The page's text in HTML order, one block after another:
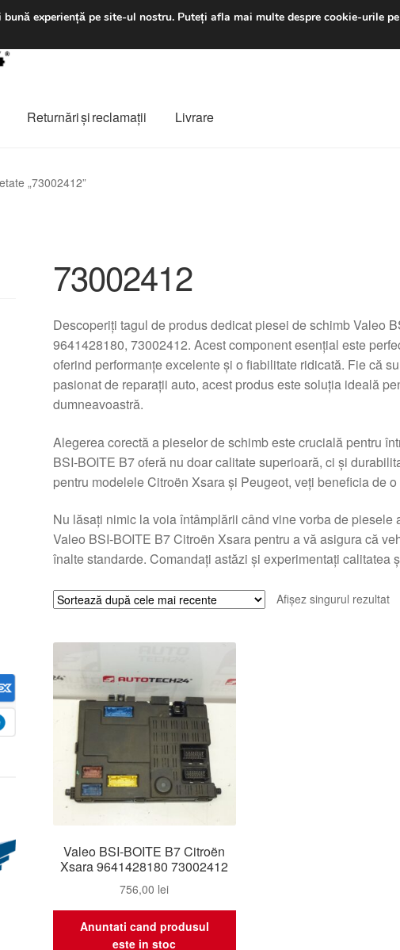
luni-vineri 9 a.m.
Returnări şi reclamații Livrare
„73002412”
73002412
Descoperiți tagul de produs dedicat piesei de schimb Valeo
9641428180, 73002412. Acest component esențial este
oferind performanțe excelente și o fiabilitate ridicată. Fie că
pasionat de reparații auto, acest produs este soluția ideală
dumneavoastră.
Alegerea corectă a pieselor de schimb este crucială pentru
BSI-BOITE B7 oferă nu doar calitate superioară, ci și
pentru modelele Citroën Xsara și Peugeot, veți beneficia de
Nu lăsați nimic la voia întâmplării când vine vorba de
Valeo BSI-BOITE B7 Citroën Xsara pentru a vă asigura că
înalte standarde. Comandați astăzi și experimentați calitatea
Afișez singurul rezultat
Valeo BSI-BOITE B7 Citroën
Xsara 9641428180 73002412
756,00 lei
Anuntati cand produsul
este in stoc
experiență pe site-ul nostru. Puteți afla mai multe despre cookie-urile